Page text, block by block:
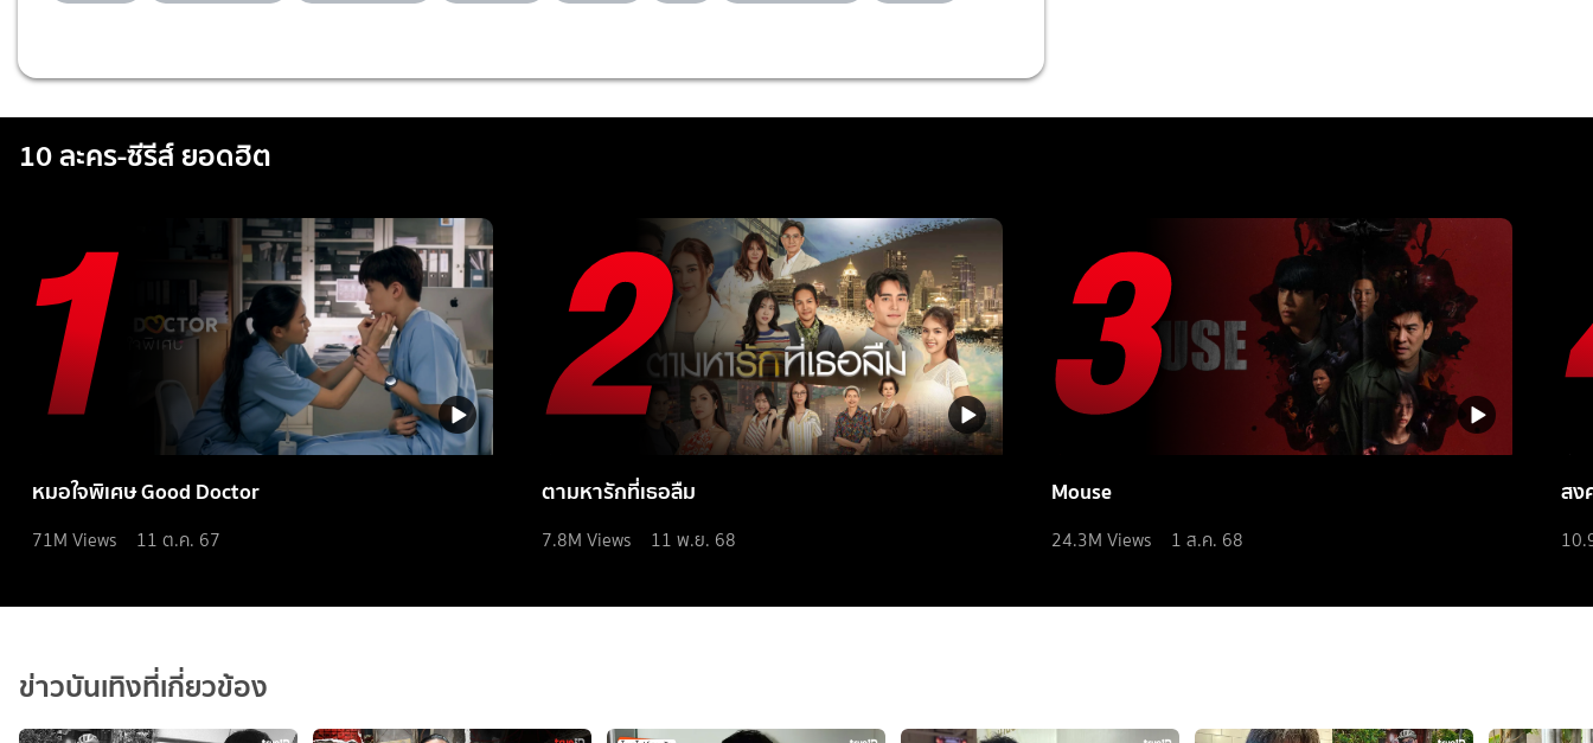
10 ละคร-ซีรีส์ ยอดฮิต
หมอใจพิเศษ Good Doctor
71M Views 11 ต.ค. 67
ตามหารักที่เธอลืม
7.8M Views 11 พ.ย. 68
Mouse
24.3M Views 1 ส.ค. 68
สง
ข่าวบันเทิงที่เกี่ยวข้อง